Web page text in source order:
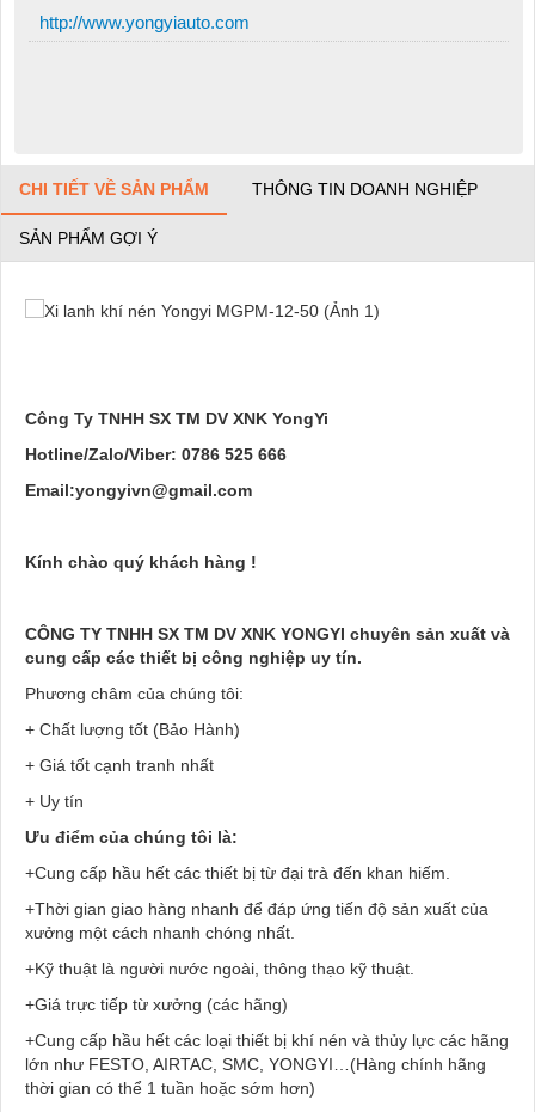
http://www.yongyiauto.com
CHI TIẾT VỀ SẢN PHẨM THÔNG TIN DOANH NGHIỆP
SẢN PHẨM GỢI Ý
Công Ty TNHH SX TM DV XNK YongYi
Hotline/Zalo/Viber: 0786 525 666
Email:yongyivn@gmail.com
Kính chào quý khách hàng !
CÔNG TY TNHH SX TM DV XNK YONGYI chuyên sản xuất và
cung cấp các thiết bị công nghiệp uy tín.
Phương châm của chúng tôi:
+ Chất lượng tốt (Bảo Hành)
+ Giá tốt cạnh tranh nhất
+ Uy tín
Ưu điểm của chúng tôi là:
+Cung cấp hầu hết các thiết bị từ đại trà đến khan hiếm.
+Thời gian giao hàng nhanh để đáp ứng tiến độ sản xuất của
xưởng một cách nhanh chóng nhất.
+Kỹ thuật là người nước ngoài, thông thạo kỹ thuật.
+Giá trực tiếp từ xưởng (các hãng)
+Cung cấp hầu hết các loại thiết bị khí nén và thủy lực các hãng
lớn như FESTO, AIRTAC, SMC, YONGYI…(Hàng chính hãng
thời gian có thể 1 tuần hoặc sớm hơn)